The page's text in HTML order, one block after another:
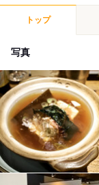
トップ
写真